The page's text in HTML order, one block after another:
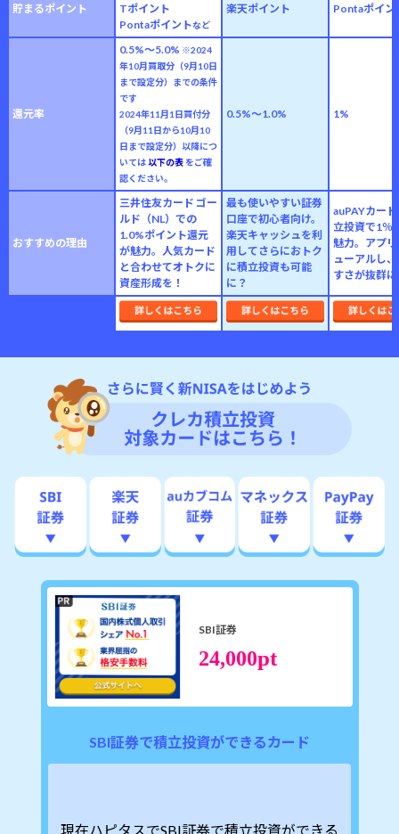
貯まるポイント
Tポイント
Pontaポイントなど
楽天ポイント Pontaポイン
還元率
0.5%〜5.0% ※2024
年10月買取分（9月10日
まで設定分）までの条件
です
2024年11月1日買付分
（9月11日から10月10
日まで設定分）以降につ
いては以下の表 をご確
認ください。
0.5%〜1.0% 1%
おすすめの理由
三井住友カード ゴー
ルド（NL）での
1.0%ポイント還元
が魅力。人気カード
と合わせてオトクに
資産形成を！
最も使いやすい証券
口座で初心者向け。
楽天キャッシュを利
用してさらにおトク
に積立投資も可能
に？
auPAYカー
立投資で1％
魅力。アプ
ューアルし
すさが抜群
SBI証券
24,000pt
SBI証券で積立投資ができるカード
現在ハピタスでSBI証券で積立投資ができる